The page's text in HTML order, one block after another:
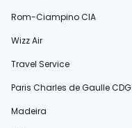
Rom-Ciampino CIA
Wizz Air
Travel Service
Paris Charles de Gaulle CDG
Madeira